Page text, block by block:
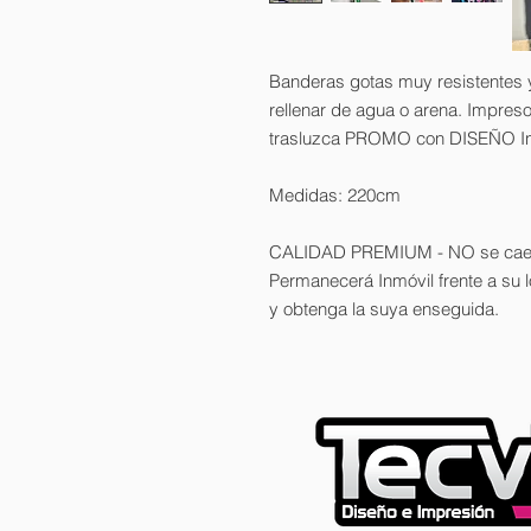
Banderas gotas muy
rellenar de agua o arena.
trasluzca PROMO con DISEÑO
Medidas: 220cm
CALIDAD PREMIUM - NO se
Permanecerá Inmóvil frente a
y obtenga la suya enseguida.